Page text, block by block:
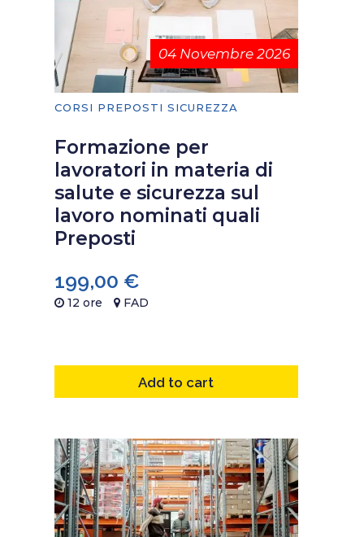
04 Novembre 2026
CORSI PREPOSTI SICUREZZA
Formazione per
lavoratori in materia di
salute e sicurezza sul
lavoro nominati quali
Preposti
199,00 €
12 ore FAD
Add to cart